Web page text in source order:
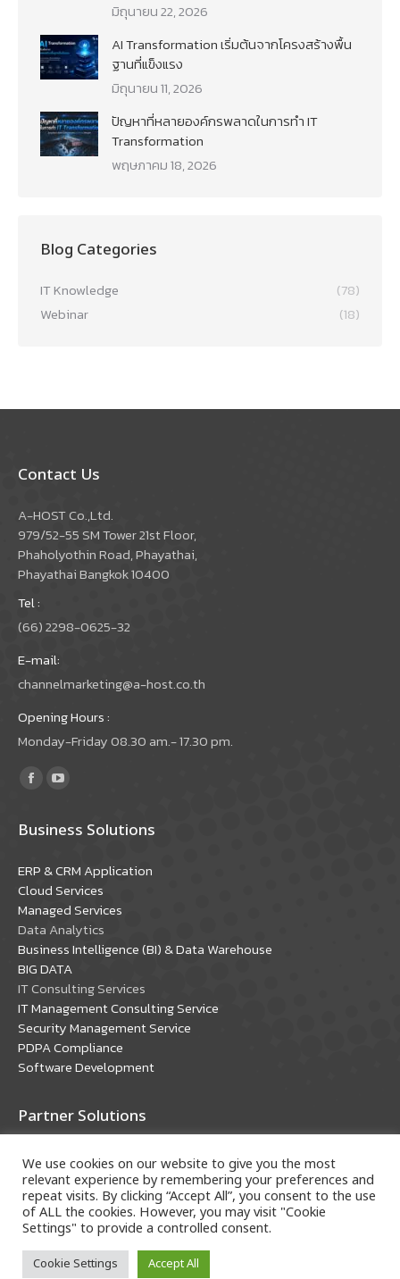
มิถุนายน 22, 2026
AI Transformation เริ่มต้นจากโครงสร้างพื้น
ฐานที่แข็งแรง
มิถุนายน 11, 2026
ปัญหาที่หลายองค์กรพลาดในการทำ IT
Transformation
พฤษภาคม 18, 2026
Blog Categories
IT Knowledge
(78)
Webinar
(18)
Contact Us
A-HOST Co.,Ltd.
979/52-55 SM Tower 21st Floor,
Phaholyothin Road, Phayathai,
Phayathai Bangkok 10400
Tel :
(66) 2298-0625-32
E-mail:
channelmarketing@a-host.co.th
Opening Hours :
Monday-Friday 08.30 am.- 17.30 pm.
Find us on:
Facebook
opens
new
window
YouTube
opens
new
window
Business Solutions
ERP & CRM Application
Cloud Services
Managed Services
Data Analytics
Business Intelligence (BI) & Data Warehouse
BIG DATA
IT Consulting Services
IT Management Consulting Service
Security Management Service
PDPA Compliance
Software Development
Partner Solutions
Oracle Solutions
Microsoft Solutions
We use cookies on our website to give you the most
relevant experience by remembering your preferences and
repeat visits. By clicking “Accept All”, you consent to the use
of ALL the cookies. However, you may visit "Cookie
Settings" to provide a controlled consent.
Cookie Settings Accept All